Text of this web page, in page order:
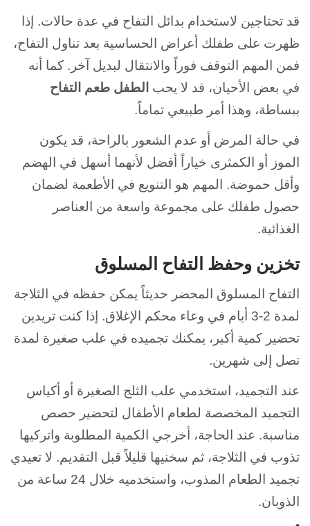
قد تحتاجين لاستخدام بدائل التفاح في عدة حالات. إذا
ظهرت على طفلك أعراض الحساسية بعد تناول التفاح،
فمن المهم التوقف فوراً والانتقال لبديل آخر. كما أنه
في بعض الأحيان، قد لا يحب الطفل طعم التفاح
ببساطة، وهذا أمر طبيعي تماماً.
في حالة المرض أو عدم الشعور بالراحة، قد يكون
الموز أو الكمثرى خياراً أفضل لأنهما أسهل في الهضم
وأقل حموضة. المهم هو التنويع في الأطعمة لضمان
حصول طفلك على مجموعة واسعة من العناصر
الغذائية.
تخزين وحفظ التفاح المسلوق
التفاح المسلوق المحضر حديثاً يمكن حفظه في الثلاجة
لمدة 2-3 أيام في وعاء محكم الإغلاق. إذا كنت تريدين
تحضير كمية أكبر، يمكنك تجميده في علب صغيرة لمدة
تصل إلى شهرين.
عند التجميد، استخدمي علب الثلج الصغيرة أو أكياس
التجميد المخصصة لطعام الأطفال لتحضير حصص
مناسبة. عند الحاجة، أخرجي الكمية المطلوبة واتركيها
تذوب في الثلاجة، ثم سخنيها قليلاً قبل التقديم. لا تعيدي
تجميد الطعام المذوب، واستخدميه خلال 24 ساعة من
الذوبان.